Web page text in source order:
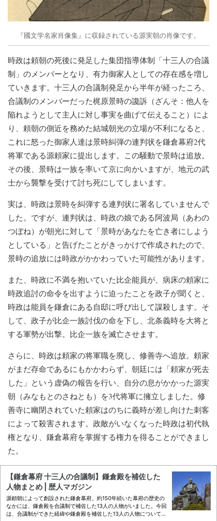
『國文学名家肖像集』に収録されている源実朝の肖像です。
時政は頼朝の死後に発足した集団指導体制「十三人の合議
制」のメンバーとなり、有力御家人としての存在感を増し
ていきます。十三人の合議制発足から半年が経ったころ、
合議制のメンバーだった梶原景時の讒訴（ざんそ：他人を
陥れようとして主人に対し事実を曲げて伝えること）によ
り、頼朝の側近を務めた結城朝光の立場が不利になると、
これに怒った御家人達は景時糾弾の連判状を鎌倉幕府2代
将軍である源頼家に提出します。この騒動で景時は追放。
その後、景時は一族を率いて京に向かいますが、地元の武
士から襲撃を受けて討ち死にしてしまいます。
実は、時政は景時を糾弾する連判状に署名していませんで
した。ですが、連判状は、時政の娘である阿波局（あわの
つぼね）が朝光に対して「景時があなたを亡き者にしよう
としている」と告げたことがきっかけで作成されたので、
景時の追放には時政がかかわっていた可能性があります。
また、時政に不満を抱いていた比企能員が、病床の頼家に
時政追討の命令を出すように迫ったことを政子が聞くと、
時政は能員を鎌倉にある自邸に呼び出して謀殺します。そ
して、政子が比企一族討伐の命を下し、北条義時を大将と
する軍勢が出撃。比企一族を滅亡させます。
さらに、時政は頼家の将軍職を廃し、修善寺へ追放。頼家
がまだ存命であるにもかかわらず、朝廷には「頼家が死去
した」という虚偽の報告を行い、自分の息がかかった源実
朝（みなもとのさねとも）を3代将軍に擁立しました。修
善寺に幽閉されていた頼家はのちに義時が差し向けた刺客
によって殺害されます。政敵がいなくなった時政は初代執
権となり、鎌倉幕府を掌握する権力を得ることができまし
た。